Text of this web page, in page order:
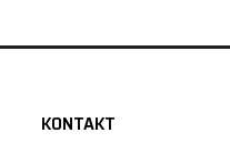
KONTAKT